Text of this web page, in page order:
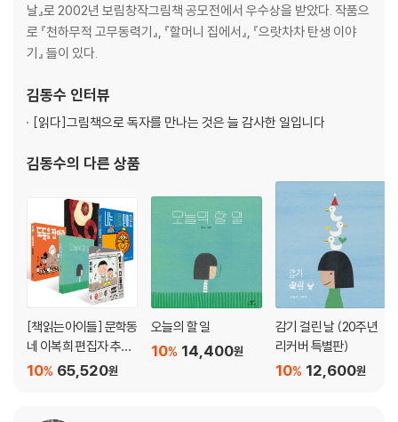
날』로 2002년 보림창작그림책 공모전에서 우수상을 받았다. 작품으
로 『천하무적 고무동력기』, 『할머니 집에서』, 『으랏차차 탄생 이야
기』 들이 있다.
김동수 인터뷰
[읽다]그림책으로 독자를 만나는 것은 늘 감사한 일입니다
김동수의 다른 상품
[책읽는아이들] 문학동
네 이복희 편집자 추천
유아 세트65,520원
10%
오늘의 할 일
14,400원
10%
감기 걸린 날 (20주년
리커버 특별판)
12,600원
10%